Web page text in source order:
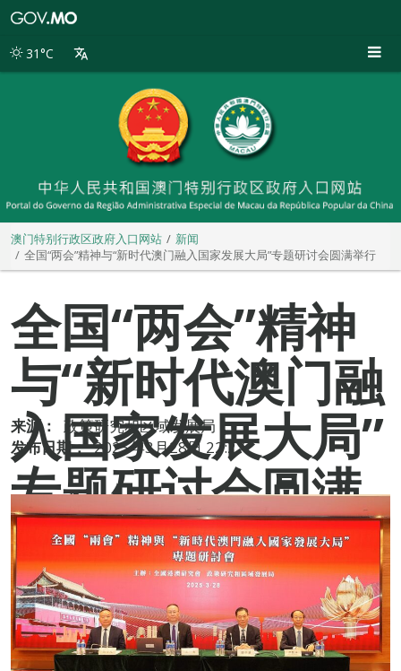
别
31°C
澳门特别行政区政府入口网站
新闻
全国“两会”精神与“新时代澳门融入国家发展大局”专题研讨会圆满举行
全国“两会”精神
与“新时代澳门融
入国家发展大局”
专题研讨会圆满
举行
来源：
政策研究和区域发展局
发布日期： 2025年3月28日 22:27